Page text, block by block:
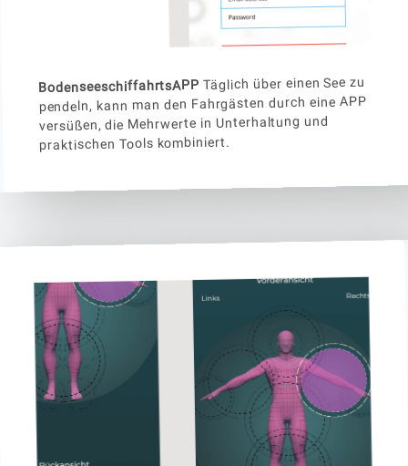
BodenseeschiffahrtsAPPTäglich über einen See zu
pendeln, kann man den Fahrgästen durch eine APP
versüßen, die Mehrwerte in Unterhaltung und
praktischen Tools kombiniert.